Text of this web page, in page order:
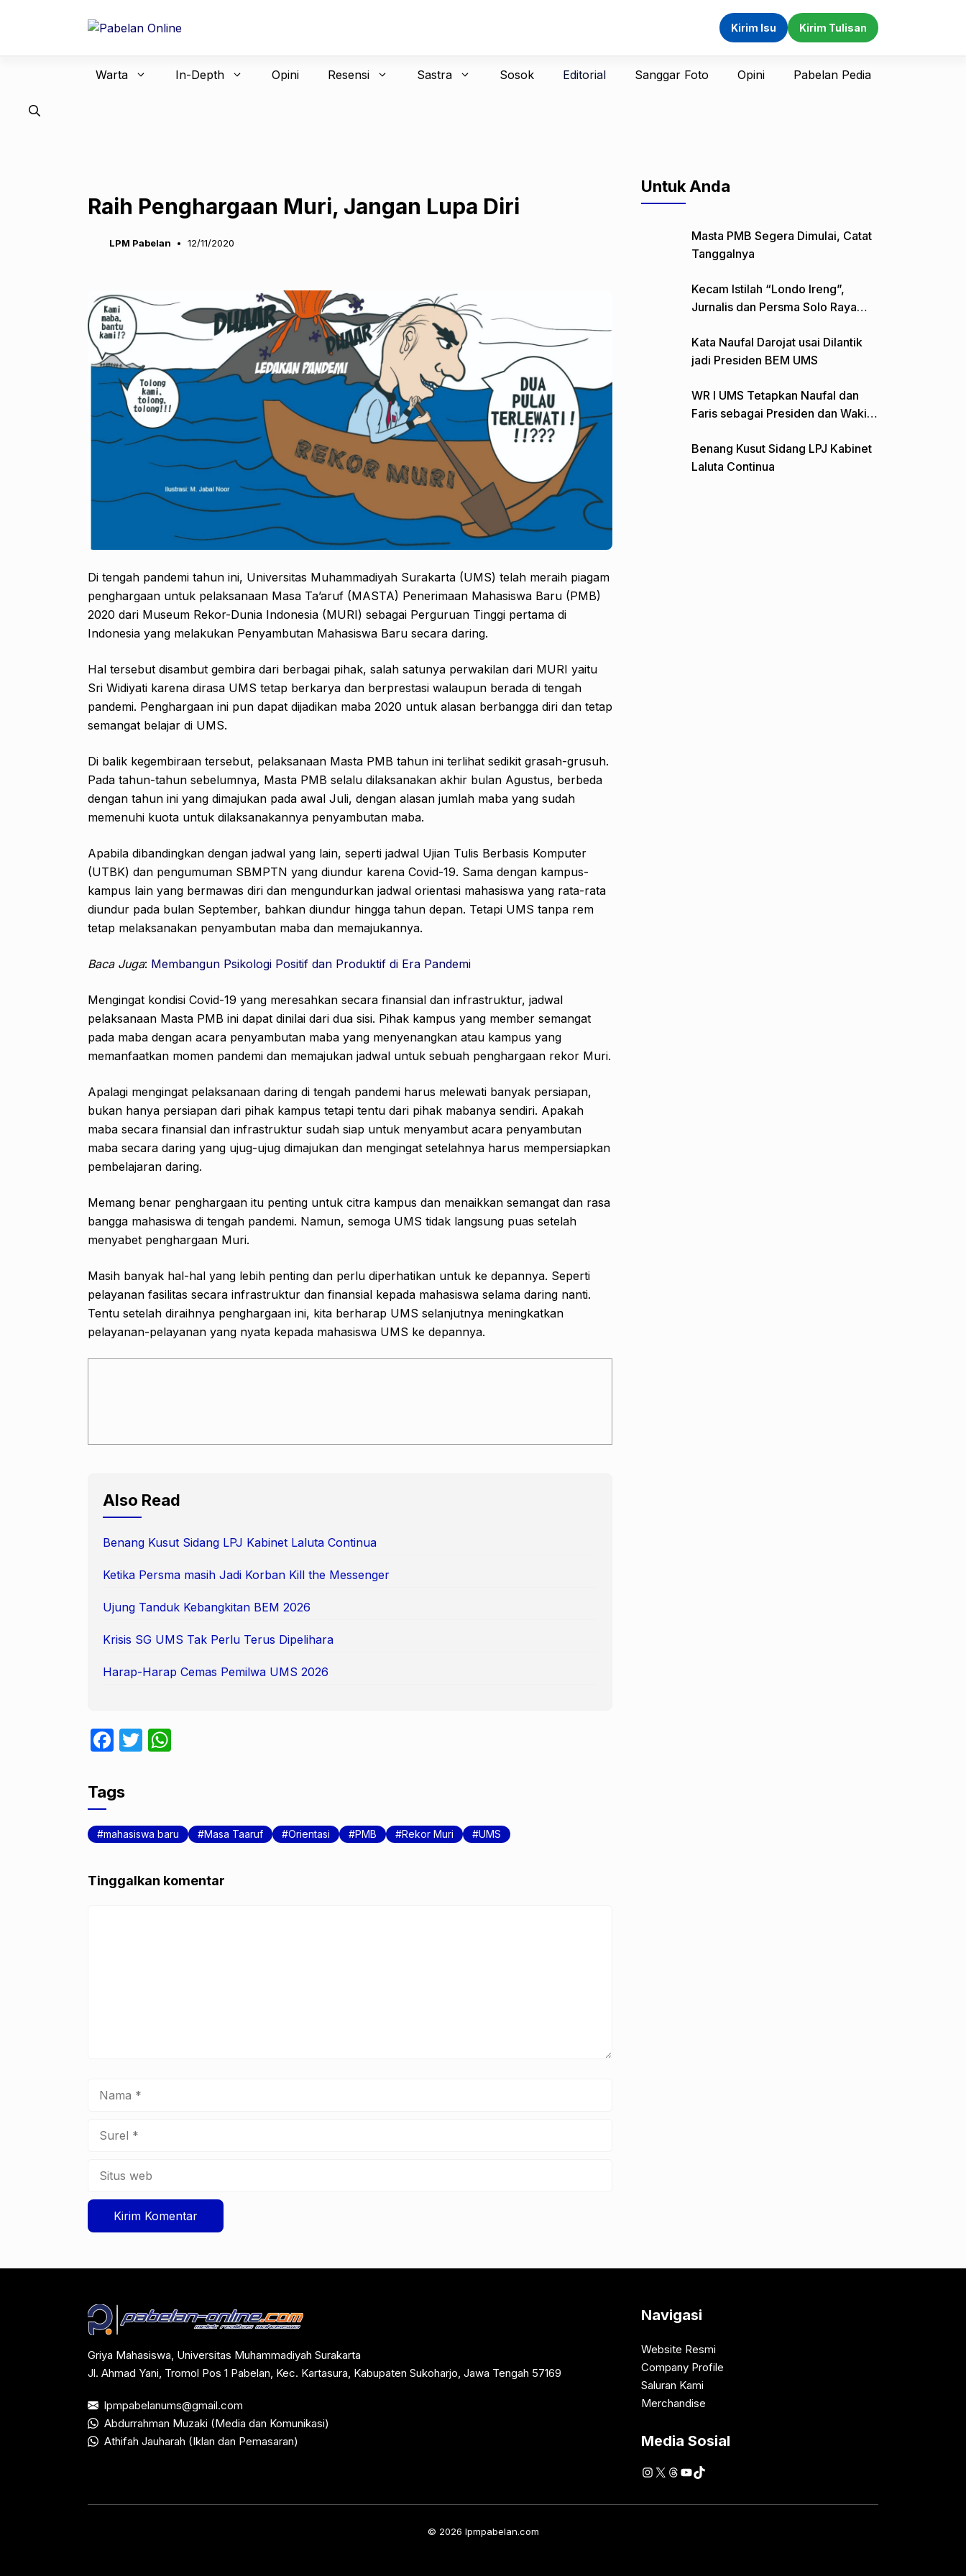
Kirim Isu Kirim Tulisan
Warta In-Depth Opini Resensi Sastra Sosok Editorial Sanggar Foto Opini Pabelan Pedia
Raih Penghargaan Muri, Jangan Lupa Diri
LPM Pabelan 12/11/2020
Di tengah pandemi tahun ini, Universitas Muhammadiyah Surakarta (UMS) telah meraih piagam
penghargaan untuk pelaksanaan Masa Ta’aruf (MASTA) Penerimaan Mahasiswa Baru (PMB)
2020 dari Museum Rekor-Dunia Indonesia (MURI) sebagai Perguruan Tinggi pertama di
Indonesia yang melakukan Penyambutan Mahasiswa Baru secara daring.
Hal tersebut disambut gembira dari berbagai pihak, salah satunya perwakilan dari MURI yaitu
Sri Widiyati karena dirasa UMS tetap berkarya dan berprestasi walaupun berada di tengah
pandemi. Penghargaan ini pun dapat dijadikan maba 2020 untuk alasan berbangga diri dan tetap
semangat belajar di UMS.
Di balik kegembiraan tersebut, pelaksanaan Masta PMB tahun ini terlihat sedikit grasah-grusuh.
Pada tahun-tahun sebelumnya, Masta PMB selalu dilaksanakan akhir bulan Agustus, berbeda
dengan tahun ini yang dimajukan pada awal Juli, dengan alasan jumlah maba yang sudah
memenuhi kuota untuk dilaksanakannya penyambutan maba.
Apabila dibandingkan dengan jadwal yang lain, seperti jadwal Ujian Tulis Berbasis Komputer
(UTBK) dan pengumuman SBMPTN yang diundur karena Covid-19. Sama dengan kampus-
kampus lain yang bermawas diri dan mengundurkan jadwal orientasi mahasiswa yang rata-rata
diundur pada bulan September, bahkan diundur hingga tahun depan. Tetapi UMS tanpa rem
tetap melaksanakan penyambutan maba dan memajukannya.
Baca Juga: Membangun Psikologi Positif dan Produktif di Era Pandemi
Mengingat kondisi Covid-19 yang meresahkan secara finansial dan infrastruktur, jadwal
pelaksanaan Masta PMB ini dapat dinilai dari dua sisi. Pihak kampus yang member semangat
pada maba dengan acara penyambutan maba yang menyenangkan atau kampus yang
memanfaatkan momen pandemi dan memajukan jadwal untuk sebuah penghargaan rekor Muri.
Apalagi mengingat pelaksanaan daring di tengah pandemi harus melewati banyak persiapan,
bukan hanya persiapan dari pihak kampus tetapi tentu dari pihak mabanya sendiri. Apakah
maba secara finansial dan infrastruktur sudah siap untuk menyambut acara penyambutan
maba secara daring yang ujug-ujug dimajukan dan mengingat setelahnya harus mempersiapkan
pembelajaran daring.
Memang benar penghargaan itu penting untuk citra kampus dan menaikkan semangat dan rasa
bangga mahasiswa di tengah pandemi. Namun, semoga UMS tidak langsung puas setelah
menyabet penghargaan Muri.
Masih banyak hal-hal yang lebih penting dan perlu diperhatikan untuk ke depannya. Seperti
pelayanan fasilitas secara infrastruktur dan finansial kepada mahasiswa selama daring nanti.
Tentu setelah diraihnya penghargaan ini, kita berharap UMS selanjutnya meningkatkan
pelayanan-pelayanan yang nyata kepada mahasiswa UMS ke depannya.
Also Read
Benang Kusut Sidang LPJ Kabinet Laluta Continua
Ketika Persma masih Jadi Korban Kill the Messenger
Ujung Tanduk Kebangkitan BEM 2026
Krisis SG UMS Tak Perlu Terus Dipelihara
Harap-Harap Cemas Pemilwa UMS 2026
F
c
e
b
o
T
A
p
Tags
mahasiswa baru Masa Taaruf Orientasi PMB Rekor Muri UMS
Tinggalkan komentar
Untuk Anda
Masta PMB Segera Dimulai, Catat
Tanggalnya
Kecam Istilah “Londo Ireng”,
Jurnalis dan Persma Solo Raya
Kata Naufal Darojat usai Dilantik
jadi Presiden BEM UMS
WR I UMS Tetapkan Naufal dan
Faris sebagai Presiden dan Wakil
Benang Kusut Sidang LPJ Kabinet
Laluta Continua
Griya Mahasiswa, Universitas Muhammadiyah Surakarta
Jl. Ahmad Yani, Tromol Pos 1 Pabelan, Kec. Kartasura, Kabupaten Sukoharjo, Jawa Tengah 57169
lpmpabelanums@gmail.com
Abdurrahman Muzaki (Media dan Komunikasi)
Athifah Jauharah (Iklan dan Pemasaran)
Navigasi
Website Resmi
Company Profile
Saluran Kami
Merchandise
Media Sosial
Instagram
X Threads
YouTube
TikTok
© 2026 lpmpabelan.com